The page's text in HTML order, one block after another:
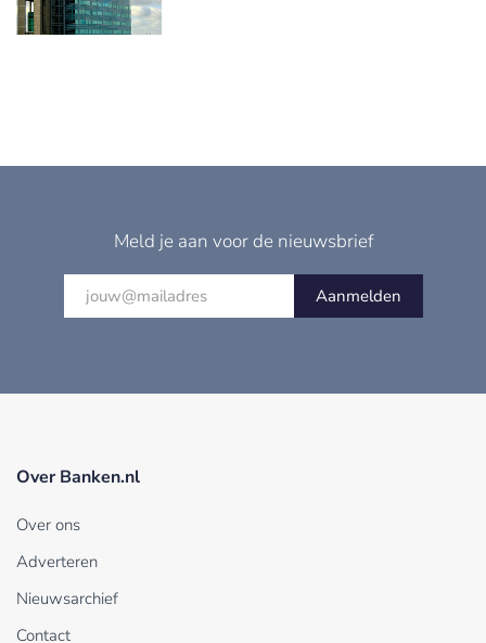
Meld je aan voor de nieuwsbrief
Aanmelden
Over Banken.nl
Over ons
Adverteren
Nieuwsarchief
Contact